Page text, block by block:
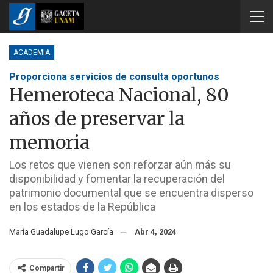
ACADEMIA
Proporciona servicios de consulta oportunos
Hemeroteca Nacional, 80
años de preservar la
memoria
Los retos que vienen son reforzar aún más su
disponibilidad y fomentar la recuperación del
patrimonio documental que se encuentra disperso
en los estados de la República
María Guadalupe Lugo García Abr 4, 2024
Compartir